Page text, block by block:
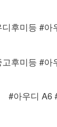
후미등 #아
후미등 #아
#아우디 A6